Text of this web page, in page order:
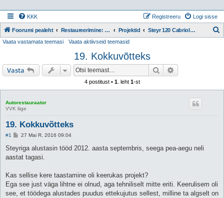
KKK Logi sisse
Registreeru
Foorumi pealeht Restaureerimine: Projektid Projektid Steyr 120 Cabriolet Gläser, 1936 [Autorestauraator]
Vaata vastamata teemasi Vaata aktiivseid teemasid
19. Kokkuvõtteks
Vasta Otsi
4 postitust • 1. leht 1-st
Autorestauraator
VVK liige
19. Kokkuvõtteks
#1
P
s
i
s
27 Mai R, 2016 09:04
Steyriga alustasin tööd 2012. aasta septembris, seega pea-aegu neli
aastat tagasi.
Kas sellise kere taastamine oli keerukas projekt?
Ega see just väga lihtne ei olnud, aga tehniliselt mitte eriti. Keerulisem oli
see, et töödega alustades puudus ettekujutus sellest, milline ta algselt on